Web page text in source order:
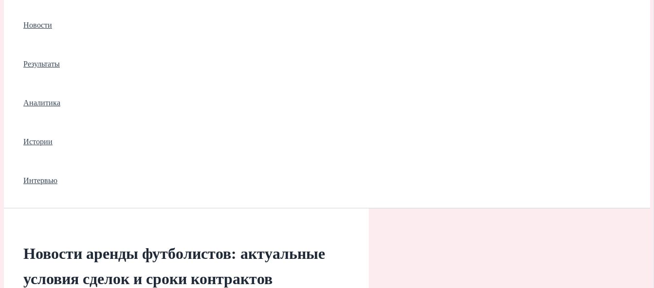
Новости
Результаты
Аналитика
Истории
Интервью
Новости аренды футболистов: актуальные
условия сделок и сроки контрактов